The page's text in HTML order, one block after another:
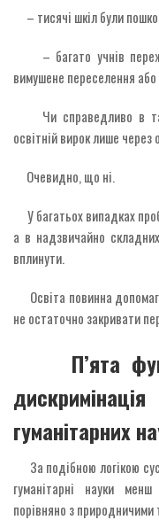
– тисячі шкіл були
– багато учнів
вимушене переселення
Чи справедливо в
освітній вирок лише
Очевидно, що ні.
У багатьох випадках
а в надзвичайно
вплинути.
Освіта повинна
не остаточно закривати
П’ята
дискримінація
гуманітарних
За подібною логікою
гуманітарні науки
порівняно з